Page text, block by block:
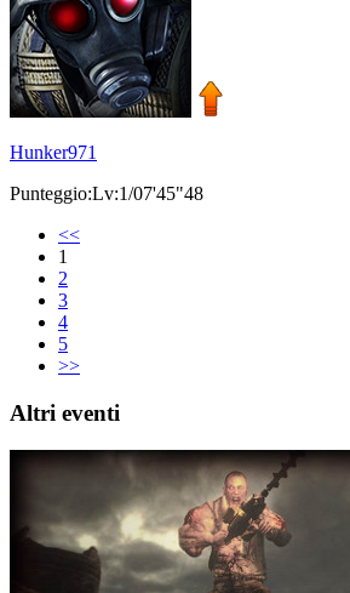
Hunker971
Punteggio:Lv:1/07'45"48
<<
1
2
3
4
5
>>
Altri eventi